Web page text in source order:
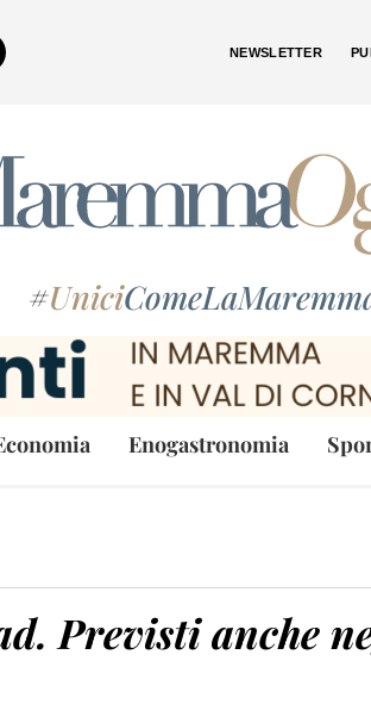
NEWSLETTER
#Unici
Enogastronomia
Previsti anche